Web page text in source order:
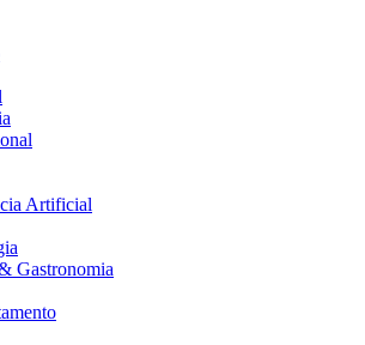
Artificial
Gastronomia